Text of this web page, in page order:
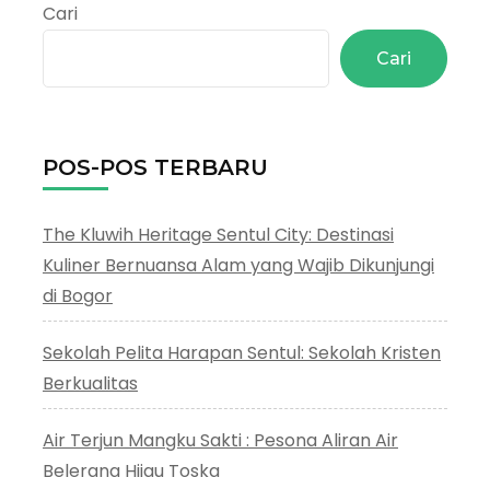
Ruang
Hijau
Untuk
Bersantai
Cari
Cari
POS-POS TERBARU
The Kluwih Heritage Sentul City: Destinasi
Kuliner Bernuansa Alam yang Wajib Dikunjungi
di Bogor
Sekolah Pelita Harapan Sentul: Sekolah Kristen
Berkualitas
Air Terjun Mangku Sakti : Pesona Aliran Air
Belerang Hijau Toska